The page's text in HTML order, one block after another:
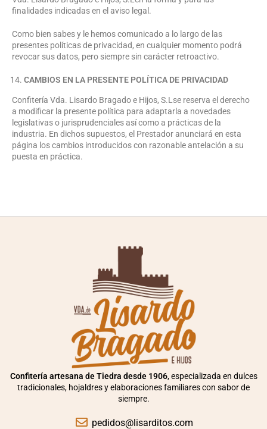
finalidades indicadas en el aviso legal.
Como bien sabes y le hemos comunicado a lo largo de las
presentes políticas de privacidad, en cualquier momento podrá
revocar sus datos, pero siempre sin carácter retroactivo.
CAMBIOS EN LA PRESENTE POLÍTICA DE PRIVACIDAD
Confitería Vda. Lisardo Bragado e Hijos, S.Lse reserva el derecho
a modificar la presente política para adaptarla a novedades
legislativas o jurisprudenciales así como a prácticas de la
industria. En dichos supuestos, el Prestador anunciará en esta
página los cambios introducidos con razonable antelación a su
puesta en práctica.
Confitería artesana de Tiedra desde 1906, especializada en dulces
tradicionales, hojaldres y elaboraciones familiares con sabor de
siempre.
pedidos@lisarditos.com